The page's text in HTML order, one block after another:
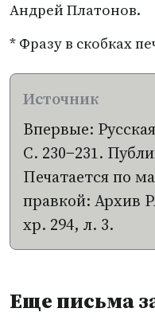
Андрей Платонов.
* Фразу в скобках
Впервые:
С. 230−231.
Печатается по
правкой: Архив
хр. 294, л. 3.
Еще письма